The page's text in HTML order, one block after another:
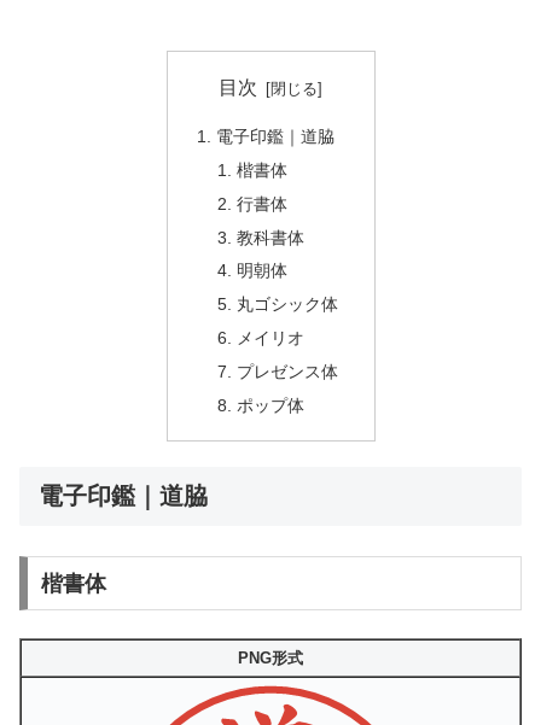
目次
電子印鑑｜道脇
楷書体
行書体
教科書体
明朝体
丸ゴシック体
メイリオ
プレゼンス体
ポップ体
電子印鑑｜道脇
楷書体
PNG形式